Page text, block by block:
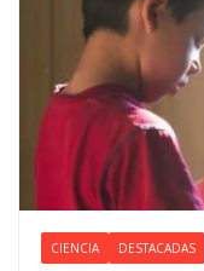
CIENCIA DESTACADAS